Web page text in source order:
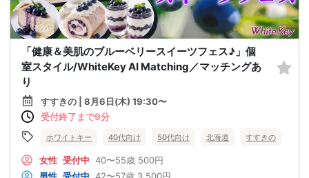
「健康＆美肌のブルーベリースイーツフェス♪」個
室スタイル/WhiteKey AI Matching／マッチングあ
り
すすきの | 8月6日(木) 19:30〜
受付終了まで9分
ホワイトキー 40代向け 50代向け 北海道 すすきの
女性 受付中 40〜55歳 500円